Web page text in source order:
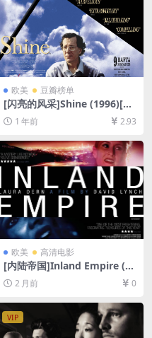
欧美 豆瓣榜单
[闪亮的风采]Shine (1996)[百
度网盘+夸克网盘1080P超清
未删减资源][网盘在线播放/下
载][MP4/6.9GB][中英字幕]
1 年前 2.93
欧美 高清电影
[内陆帝国]Inland Empire (20
06)[百度网盘+夸克网盘1080P
超清未删减资源][网盘在线播
幕]
2 月前 0
VIP